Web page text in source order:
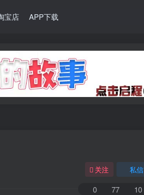
宝店 APP下载
关注 私信
0 77 10